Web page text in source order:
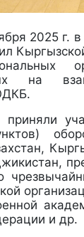
2025 г.
на
и др.